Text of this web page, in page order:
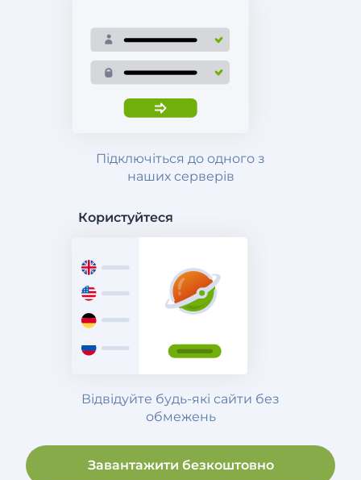
Підключіться до одного з
наших серверів
Користуйтеся
Відвідуйте будь-які сайти без
обмежень
Завантажити безкоштовно